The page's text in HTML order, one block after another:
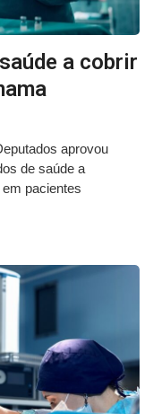
a cobrir
aprovou
de saúde a
pacientes